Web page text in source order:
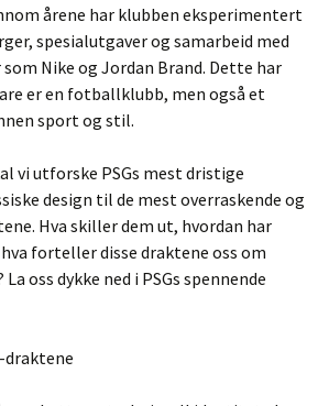
årene har klubben eksperimentert
spesialutgaver og samarbeid med
Nike og Jordan Brand. Dette har
er en fotballklubb, men også et
sport og stil.
vi utforske PSGs mest dristige
design til de mest overraskende og
Hva skiller dem ut, hvordan har
forteller disse draktene oss om
oss dykke ned i PSGs spennende
draktene